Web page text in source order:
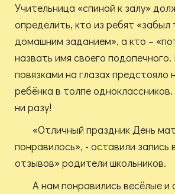
Учительница «спиной к залу»
определить, кто из ребят «забыл
домашним заданием», а кто –
назвать имя своего
повязками на глазах предстояло
ребёнка в толпе
ни разу!
«Отличный праздник День
понравилось», - оставили запись
отзывов» родители школьников.
А нам понравились весёлые